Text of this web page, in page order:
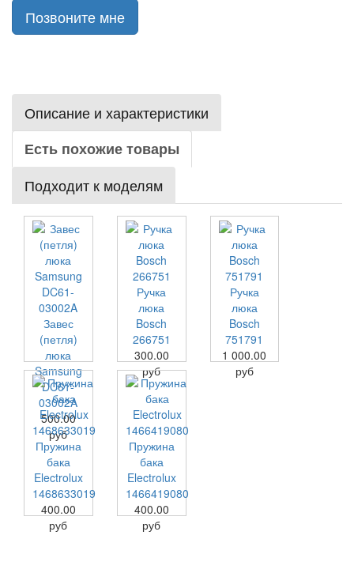
Позвоните мне
Описание и характеристики
Есть похожие товары
Подходит к моделям
Завес
(петля)
люка
Samsung
DC61-
03002A
500.00
руб
Ручка
люка
Bosch
266751
300.00
руб
Ручка
люка
Bosch
751791
1 000.00
руб
Пружина
бака
Electrolux
1468633019
400.00
руб
Пружина
бака
Electrolux
1466419080
400.00
руб